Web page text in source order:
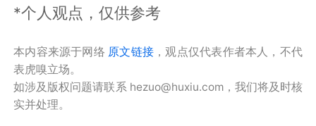
*个人观点，仅供参考
本内容来源于网络 原文链接 ，观点仅代表作者本人，不代
表虎嗅立场。
如涉及版权问题请联系 hezuo@huxiu.com，我们将及时核
实并处理。